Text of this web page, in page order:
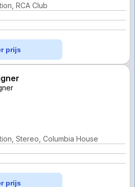
RCA Club
prijs
Stereo, Columbia House
prijs